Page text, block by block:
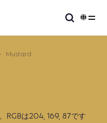
RGBは204, 169, 87です
Mustard